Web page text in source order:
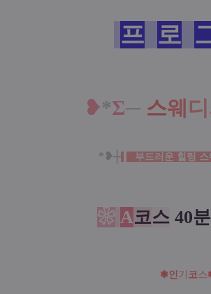
프 로
❥*Σ─ 스웨 디
*❥┼ 부드러운 힐링
❀ A코스 40분
❃인 기 코 스